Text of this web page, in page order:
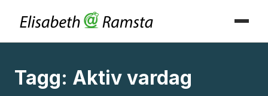
Tagg: Aktiv vardag